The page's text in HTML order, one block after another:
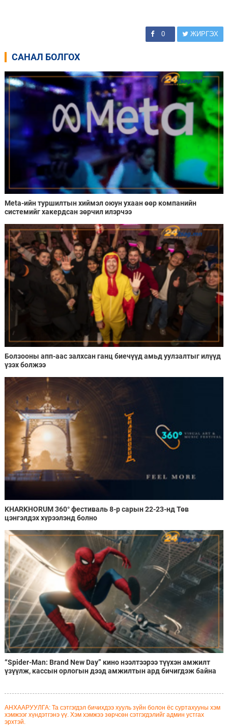
0 ЖИРГЭХ
САНАЛ БОЛГОХ
Meta-ийн туршилтын хиймэл оюун ухаан өөр компанийн
системийг хакердсан зөрчил илэрчээ
Болзооны апп-аас залхсан ганц биечүүд амьд уулзалтыг илүүд
үзэх болжээ
KHARKHORUM 360° фестиваль 8-р сарын 22-23-нд Төв
цэнгэлдэх хүрээлэнд болно
“Spider-Man: Brand New Day” кино нээлтээрээ түүхэн амжилт
үзүүлж, кассын орлогын дээд амжилтын ард бичигдэж байна
АНХААРУУЛГА: Та сэтгэгдэл бичихдээ хууль зүйн болон ёс суртахууны хэм
хэмжээг хүндэтгэнэ үү. Хэм хэмжээ зөрчсөн сэтгэгдэлийг админ устгах
эрхтэй.